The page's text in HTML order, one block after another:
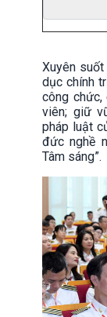
Xuyên
dục chính
công chức,
viên; giữ
pháp luật
đức nghề
Tâm sáng”.